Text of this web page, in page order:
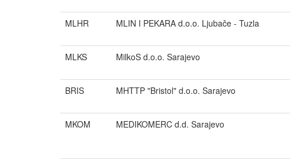
MLHR
MLIN I PEKARA d.o.o. Ljubače - Tuzla
MLKS
MilkoS d.o.o. Sarajevo
BRIS
MHTTP "Bristol" d.o.o. Sarajevo
MKOM
MEDIKOMERC d.d. Sarajevo